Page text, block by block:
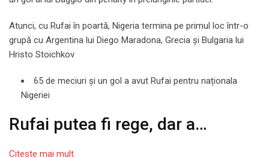
Atunci, cu Rufai în poartă, Nigeria termina pe primul loc într-o
grupă cu Argentina lui Diego Maradona, Grecia și Bulgaria lui
Hristo Stoichkov
65 de meciuri și un gol a avut Rufai pentru naționala
Nigeriei
Rufai putea fi rege, dar a…
Citeste mai mult